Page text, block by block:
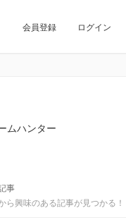
会員登録 ログイン
ムハンター
事
ら興味のある記事が見つかる！